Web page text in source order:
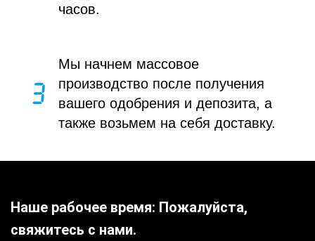
часов.
Мы начнем массовое
производство после получения
вашего одобрения и депозита, а
также возьмем на себя доставку.
Наше рабочее время: Пожалуйста,
свяжитесь с нами.